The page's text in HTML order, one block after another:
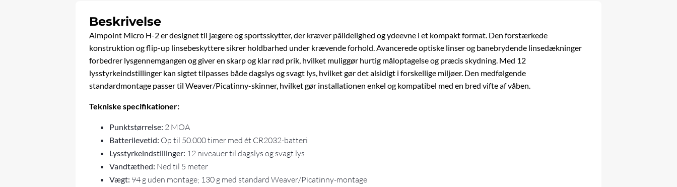
Beskrivelse
Aimpoint Micro H-2 er designet til jægere og sportsskytter, der kræver pålidelighed og ydeevne i et kompakt format. Den forstærkede
konstruktion og flip-up linsebeskyttere sikrer holdbarhed under krævende forhold. Avancerede optiske linser og banebrydende linsedækninger
forbedrer lysgennemgangen og giver en skarp og klar rød prik, hvilket muliggør hurtig måloptagelse og præcis skydning. Med 12
lysstyrkeindstillinger kan sigtet tilpasses både dagslys og svagt lys, hvilket gør det alsidigt i forskellige miljøer. Den medfølgende
standardmontage passer til Weaver/Picatinny-skinner, hvilket gør installationen enkel og kompatibel med en bred vifte afvåben.
Tekniske specifikationer:
Punktstørrelse: 2 MOA
Batterilevetid: Op til 50.000 timer med ét CR2032-batteri
Lysstyrkeindstillinger: 12 niveauer til dagslys og svagt lys
Vandtæthed: Ned til 5 meter
Vægt: 94 g uden montage; 130 g med standard Weaver/Picatinny-montage